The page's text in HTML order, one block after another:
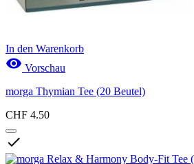
In den Warenkorb
 Vorschau
morga Thymian Tee (20 Beutel)
CHF 4.50
